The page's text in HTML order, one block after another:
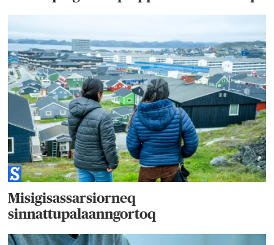
Misigisassarsiorneq
sinnattupalaanngortoq